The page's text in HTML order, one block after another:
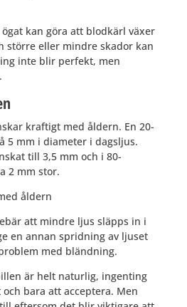
kan göra att blodkärl växer
större eller mindre skador kan
inte blir perfekt, men
kraftigt med åldern. En 20-
5 mm i diameter i dagsljus.
till 3,5 mm och i 80-
2 mm stor.
att mindre ljus släpps in i
en annan spridning av ljuset
med bländning.
är helt naturlig, ingenting
bara att acceptera. Men